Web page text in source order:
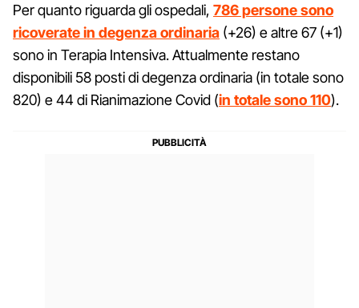
Per quanto riguarda gli ospedali, 786 persone sono
ricoverate in degenza ordinaria (+26) e altre 67 (+1)
sono in Terapia Intensiva. Attualmente restano
disponibili 58 posti di degenza ordinaria (in totale sono
820) e 44 di Rianimazione Covid (in totale sono 110).